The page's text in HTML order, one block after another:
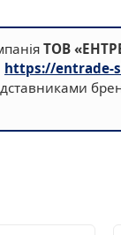
ТОВ
https://entrade-